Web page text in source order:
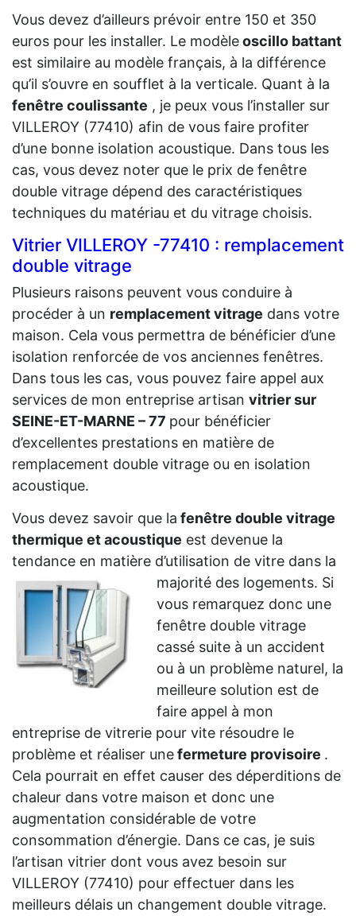
Vous devez d’ailleurs prévoir entre 150 et 350
euros pour les installer. Le modèleoscillo battant
est similaire au modèle français, à la différence
qu’il s’ouvre en soufflet à la verticale. Quant à la
fenêtre coulissante , je peux vous l’installer sur
VILLEROY (77410) afin de vous faire profiter
d’une bonne isolation acoustique. Dans tous les
cas, vous devez noter que le prix de fenêtre
double vitrage dépend des caractéristiques
techniques du matériau et du vitrage choisis.
Vitrier VILLEROY -77410 : remplacement
double vitrage
Plusieurs raisons peuvent vous conduire à
procéder à un remplacement vitrage dans votre
maison. Cela vous permettra de bénéficier d’une
isolation renforcée de vos anciennes fenêtres.
Dans tous les cas, vous pouvez faire appel aux
services de mon entreprise artisan vitrier sur
SEINE-ET-MARNE – 77 pour bénéficier
d’excellentes prestations en matière de
remplacement double vitrage ou en isolation
acoustique.
Vous devez savoir que la fenêtre double vitrage
thermique et acoustique est devenue la
tendance en matière d’utilisation de vitre dans la
majorité des logements. Si
vous remarquez donc une
fenêtre double vitrage
cassé suite à un accident
ou à un problème naturel, la
meilleure solution est de
faire appel à mon
entreprise de vitrerie pour vite résoudre le
problème et réaliser unefermeture provisoire .
Cela pourrait en effet causer des déperditions de
chaleur dans votre maison et donc une
augmentation considérable de votre
consommation d’énergie. Dans ce cas, je suis
l’artisan vitrier dont vous avez besoin sur
VILLEROY (77410) pour effectuer dans les
meilleurs délais un changement double vitrage.